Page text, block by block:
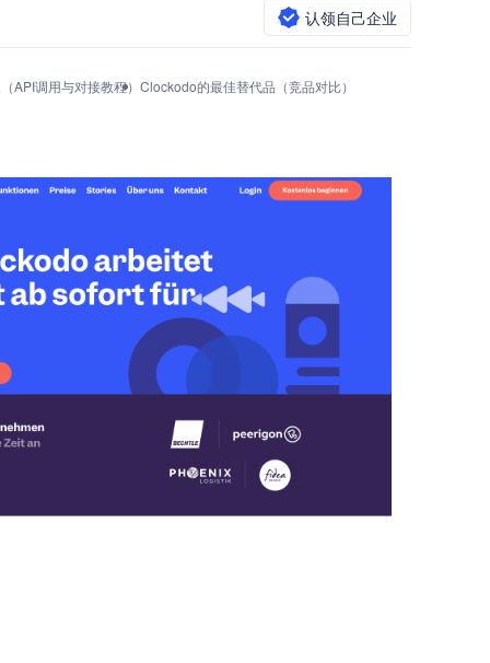
认领自己企业
API调用与对接教程） Clockodo的最佳替代品（竞品对比）